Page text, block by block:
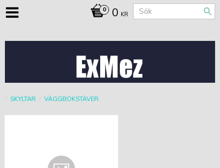
0 KR
SKYLTAR VÄGGBOKSTÄVER